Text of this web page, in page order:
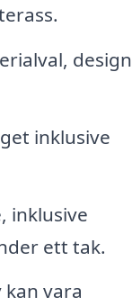
design
inklusive
inklusive
ett tak.
vara